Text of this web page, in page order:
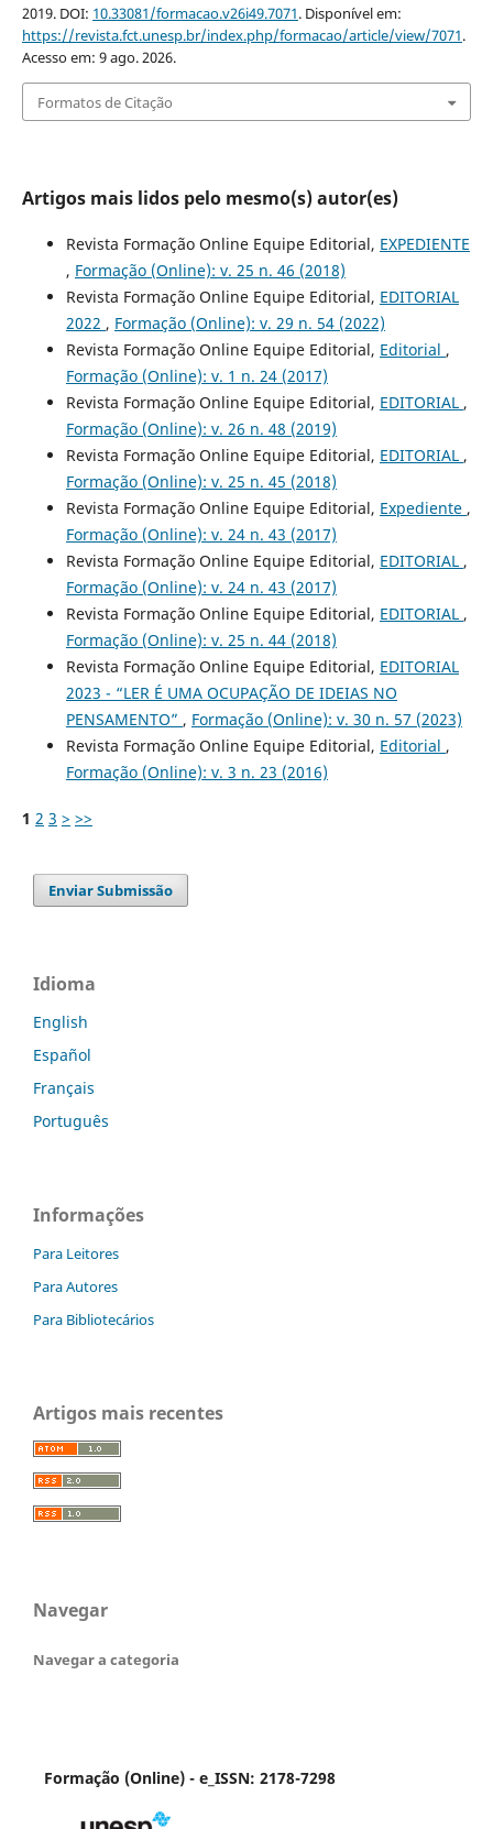
2019. DOI: 10.33081/formacao.v26i49.7071. Disponível em:
https://revista.fct.unesp.br/index.php/formacao/article/view/7071.
Acesso em: 9 ago. 2026.
Formatos de Citação
Artigos mais lidos pelo mesmo(s) autor(es)
Revista Formação Online Equipe Editorial, EXPEDIENTE
, Formação (Online): v. 25 n. 46 (2018)
Revista Formação Online Equipe Editorial, EDITORIAL
2022 , Formação (Online): v. 29 n. 54 (2022)
Revista Formação Online Equipe Editorial, Editorial ,
Formação (Online): v. 1 n. 24 (2017)
Revista Formação Online Equipe Editorial, EDITORIAL ,
Formação (Online): v. 26 n. 48 (2019)
Revista Formação Online Equipe Editorial, EDITORIAL ,
Formação (Online): v. 25 n. 45 (2018)
Revista Formação Online Equipe Editorial, Expediente ,
Formação (Online): v. 24 n. 43 (2017)
Revista Formação Online Equipe Editorial, EDITORIAL ,
Formação (Online): v. 24 n. 43 (2017)
Revista Formação Online Equipe Editorial, EDITORIAL ,
Formação (Online): v. 25 n. 44 (2018)
Revista Formação Online Equipe Editorial, EDITORIAL
2023 - “LER É UMA OCUPAÇÃO DE IDEIAS NO
PENSAMENTO” , Formação (Online): v. 30 n. 57 (2023)
Revista Formação Online Equipe Editorial, Editorial ,
Formação (Online): v. 3 n. 23 (2016)
1 2 3 > >>
Enviar Submissão
Idioma
English
Español
Français
Português
Informações
Para Leitores
Para Autores
Para Bibliotecários
Artigos mais recentes
Navegar
Navegar a categoria
Formação (Online) - e_ISSN: 2178-7298